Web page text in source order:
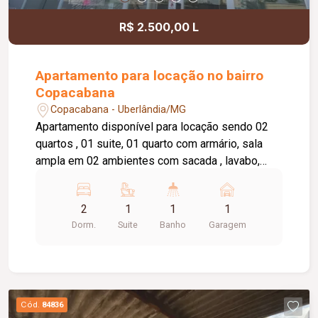
R$ 2.500,00 L
Apartamento para locação no bairro
Copacabana
Copacabana - Uberlândia/MG
Apartamento disponível para locação sendo 02
quartos , 01 suite, 01 quarto com armário, sala
ampla em 02 ambientes com sacada , lavabo,
social com box e armário, elevador privativo, 01
vaga de garagem, portaria 24 horas,
brinquedoteca, salão de festas.
2
Dorm.
1
Suite
1
Banho
1
Garagem
Cód. 84836